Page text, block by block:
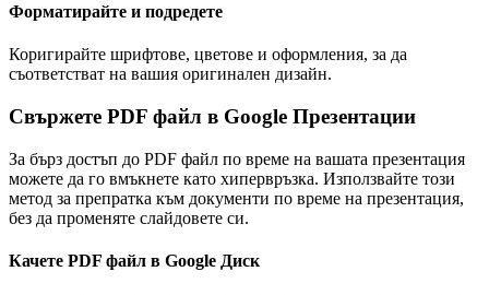
Форматирайте и подредете
Коригирайте шрифтове, цветове и оформления, за да
съответстват на вашия оригинален дизайн.
Свържете PDF файл в Google Презентации
За бърз достъп до PDF файл по време на вашата презентация
можете да го вмъкнете като хипервръзка. Използвайте този
метод за препратка към документи по време на презентация,
без да променяте слайдовете си.
Качете PDF файл в Google Диск